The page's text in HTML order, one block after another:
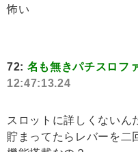
怖い
72: 名も無きパチスロフ
12:47:13.24
スロットに詳しくないん
貯まってたらレバーを二